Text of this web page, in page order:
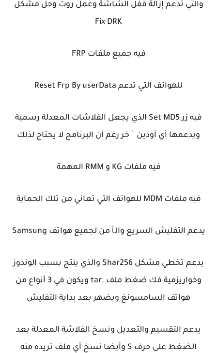
والتي تدعم إزالة قفل الشاشة وعمل روت وحل مشكل
Fix DRK
فيه جميع ملفات FRP
للهواتف التي تدعم Reset Frp By userData
فيه زر Set MD5 الذي يجعل الفلاشات المعدلة رسمية
ويدعمها أي أودين ٱخر رغم أن البرنامج لا يحتاج لذلك
فيه ملفات KG و RMM المهمة
فيه ملفات MDM للهواتف التي تعاني من تلك الحماية
يدعم التفليش السريع والٱمن لجميع هواتف Samsung
يدعم تخطي مشكل Shar256 والذي ينتج بسبب الوندوز
وخواريزمية فك ضغط ملف .tar ويكون في 3 أنواع من
هواتف السامسونغ ويضهر بعد بداية التفليش
يدعم التقسيم والتعديل ونسخ الفلاشة المعدلة بعد
الضغط على حرف S وأيضا نسخ أي ملف تريده منه